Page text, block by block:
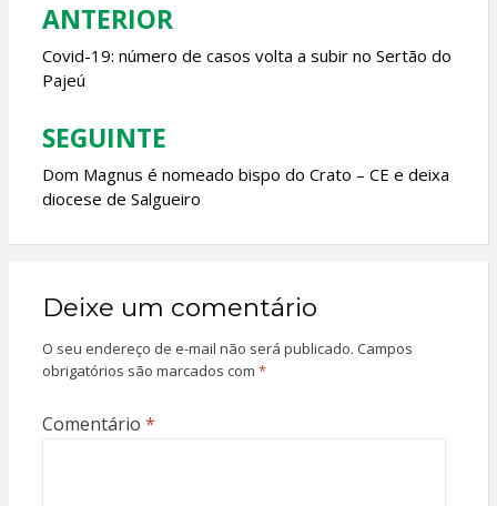
k p
Navegação
de
Post
ANTERIOR
Covid-19: número de casos volta a subir no Sertão do
Pajeú
SEGUINTE
Dom Magnus é nomeado bispo do Crato – CE e deixa
diocese de Salgueiro
Deixe um comentário
O seu endereço de e-mail não será publicado. Campos
obrigatórios são marcados com *
Comentário *